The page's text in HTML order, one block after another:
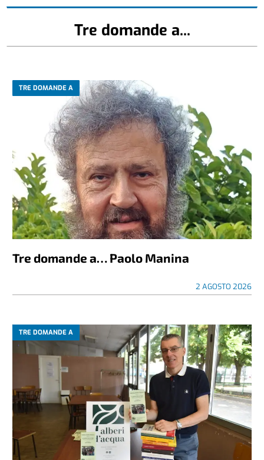
Tre domande a...
TRE DOMANDE A
Tre domande a… Paolo Manina
2 AGOSTO 2026
TRE DOMANDE A